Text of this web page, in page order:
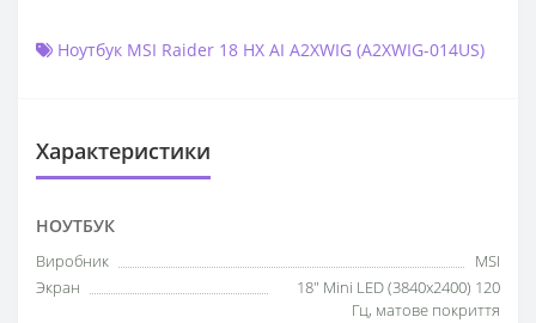
Ноутбук MSI Raider 18 HX AI A2XWIG (A2XWIG-014US)
Характеристики
НОУТБУК
Виробник
MSI
Экран
18" Mini LED (3840x2400) 120
Гц, матове покриття